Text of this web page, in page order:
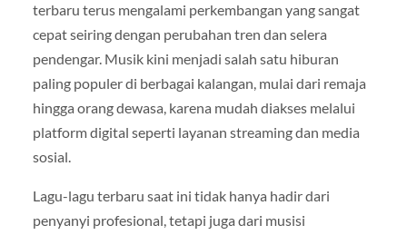
terbaru terus mengalami perkembangan yang sangat
cepat seiring dengan perubahan tren dan selera
pendengar. Musik kini menjadi salah satu hiburan
paling populer di berbagai kalangan, mulai dari remaja
hingga orang dewasa, karena mudah diakses melalui
platform digital seperti layanan streaming dan media
sosial.
Lagu-lagu terbaru saat ini tidak hanya hadir dari
penyanyi profesional, tetapi juga dari musisi